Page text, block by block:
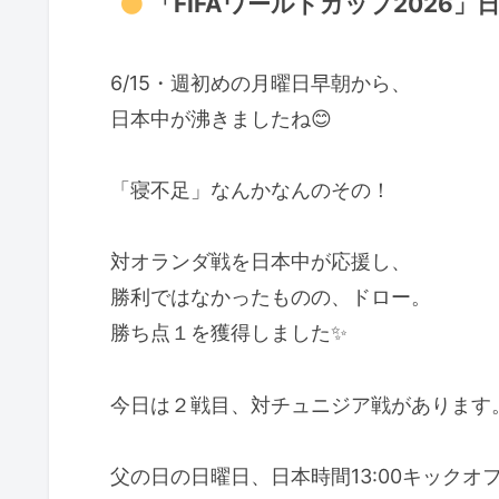
6/15・週初めの月曜日早朝から、
日本中が沸きましたね😊
「寝不足」なんかなんのその！
対オランダ戦を日本中が応援し、
勝利ではなかったものの、ドロー。
勝ち点１を獲得しました✨️
今日は２戦目、対チュニジア戦があります
父の日の日曜日、日本時間13:00キックオ